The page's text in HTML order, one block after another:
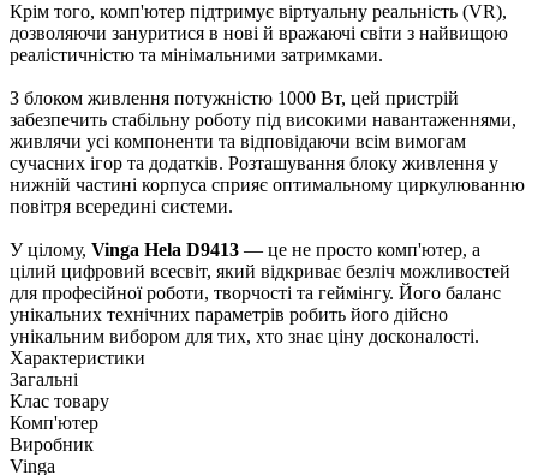
Крім того, комп'ютер підтримує віртуальну реальність (VR),
дозволяючи зануритися в нові й вражаючі світи з найвищою
реалістичністю та мінімальними затримками.
З блоком живлення потужністю 1000 Вт, цей пристрій
забезпечить стабільну роботу під високими навантаженнями,
живлячи усі компоненти та відповідаючи всім вимогам
сучасних ігор та додатків. Розташування блоку живлення у
нижній частині корпуса сприяє оптимальному циркулюванню
повітря всередині системи.
У цілому, Vinga Hela D9413 — це не просто комп'ютер, а
цілий цифровий всесвіт, який відкриває безліч можливостей
для професійної роботи, творчості та геймінгу. Його баланс
унікальних технічних параметрів робить його дійсно
унікальним вибором для тих, хто знає ціну досконалості.
Характеристики
Загальні
Клас товару
Комп'ютер
Виробник
Vinga